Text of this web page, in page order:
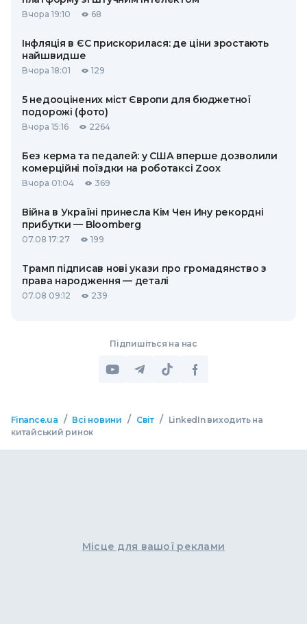
Вчора 19:10 68
Інфляція в ЄС прискорилася: де ціни зростають
найшвидше
Вчора 18:01 129
5 недооцінених міст Європи для бюджетної
подорожі (фото)
Вчора 15:16 2264
Без керма та педалей: у США вперше дозволили
комерційні поїздки на роботаксі Zoox
Вчора 01:04 369
Війна в Україні принесла Кім Чен Ину рекордні
прибутки — Bloomberg
07.08 17:27 199
Трамп підписав нові укази про громадянство з
права народження — деталі
07.08 09:12 239
Підпишіться на нас
Finance.ua / Всі новини / Світ /
LinkedIn виходить на
китайський ринок
Місце для вашої реклами